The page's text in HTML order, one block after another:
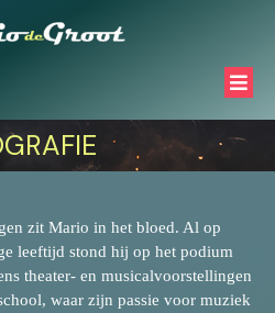
zit Mario in het bloed. Al op
leeftijd stond hij op het podium
theater- en musicalvoorstellingen
waar zijn passie voor muziek